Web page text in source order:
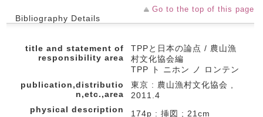
Go to the top of this page
Bibliography Details
title and statement of
responsibility area
TPPと日本の論点 / 農山漁
村文化協会編
TPP ト ニホン ノ ロンテン
publication,distributio
n,etc.,area
東京 : 農山漁村文化協会 ,
2011.4
physical description
174p : 挿図 ; 21cm